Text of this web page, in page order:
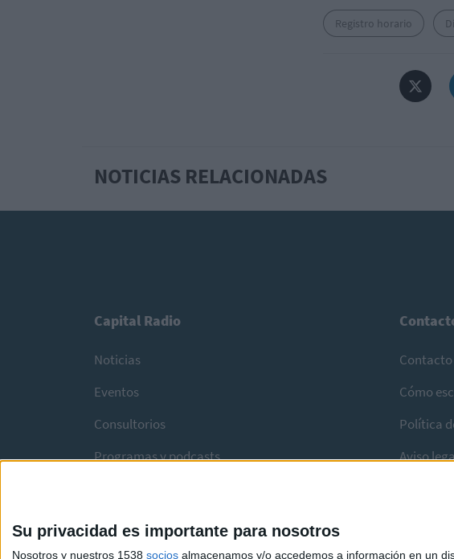
Su privacidad es importante para nosotros
Nosotros y nuestros 1538 socios almacenamos y/o accedemos a información en un
Registro horario
NOTICIAS RELACIONADAS
Capital Radio
Noticias
Eventos
Consultorios
Programas y podcasts
Contacto
Cómo
Política
Aviso